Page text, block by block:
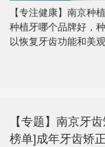
【专注健康】南京种
种植牙哪个品牌好，
以恢复牙齿功能和美
【专题】南京牙
榜单]成年牙齿矫